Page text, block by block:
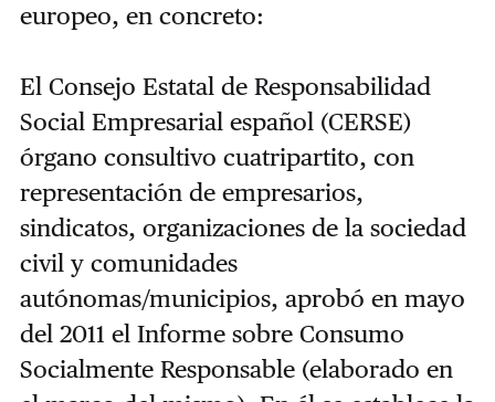
europeo, en concreto:
El Consejo Estatal de Responsabilidad
Social Empresarial español (CERSE)
órgano consultivo cuatripartito, con
representación de empresarios,
sindicatos, organizaciones de la sociedad
civil y comunidades
autónomas/municipios, aprobó en mayo
del 2011 el Informe sobre Consumo
Socialmente Responsable (elaborado en